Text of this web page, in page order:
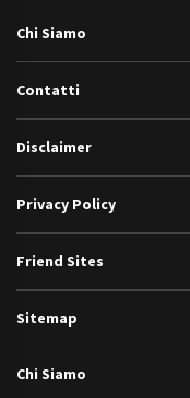
Chi Siamo
Contatti
Disclaimer
Privacy Policy
Friend Sites
Sitemap
Chi Siamo